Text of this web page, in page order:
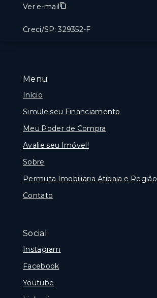
Menu
Início
Simule seu Financiamento
Meu Poder de Compra
Avalie seu Imóvel!
Sobre
Permuta Imobiliaria Atibaia e Região
Contato
Social
Instagram
Facebook
Youtube
Ver e-mail
Creci/SP: 329352-F